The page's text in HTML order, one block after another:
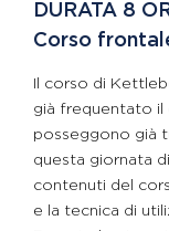
DURATA 8
Corso
Il corso di
già frequentato il
posseggono già
questa giornata
contenuti del
e la tecnica di